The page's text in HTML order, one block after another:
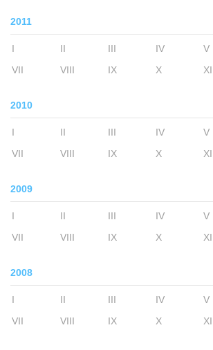
2011
I II III IV V
VII
VIII IX X XI
2010
I II III IV V
VII
VIII IX X XI
2009
I II III IV V
VII
VIII IX X XI
2008
I II III IV V
VII
VIII IX X XI